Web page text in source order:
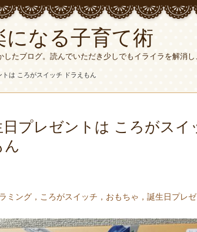
なる子育て術
たブログ。読んでいただき少しでもイライラを解消し
は ころがスイッチ ドラえもん
日プレゼントは ころがスイ
ん
ミング，ころがスイッチ，おもちゃ，誕生日プレ